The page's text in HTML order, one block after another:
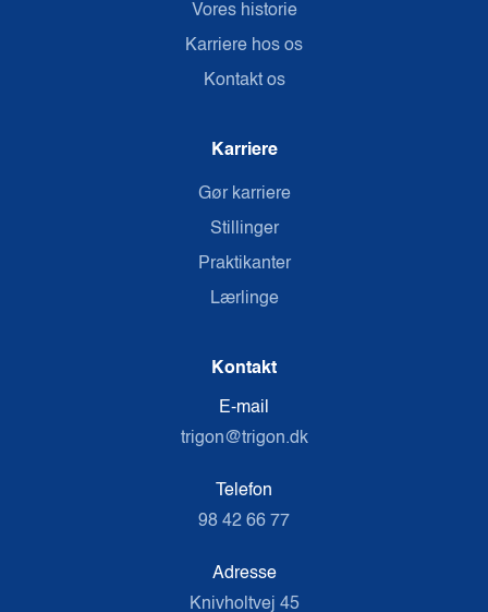
Vores historie
Karriere hos os
Kontakt os
Karriere
Gør karriere
Stillinger
Praktikanter
Lærlinge
Kontakt
E-mail
trigon@trigon.dk
Telefon
98 42 66 77
Adresse
Knivholtvej 45